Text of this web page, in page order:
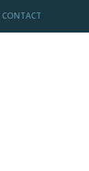
CONTACT